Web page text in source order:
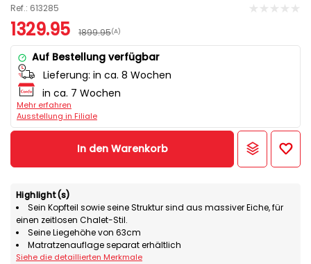
Ref.: 613285
1329.95 1899.95(A)
Auf Bestellung verfügbar
Lieferung: in ca. 8 Wochen
in ca. 7 Wochen
Mehr erfahren
Ausstellung in Filiale
In den Warenkorb
Highlight(s)
Sein Kopfteil sowie seine Struktur sind aus massiver Eiche, für
einen zeitlosen Chalet-Stil.
Seine Liegehöhe von 63cm
Matratzenauflage separat erhältlich
Siehe die detaillierten Merkmale